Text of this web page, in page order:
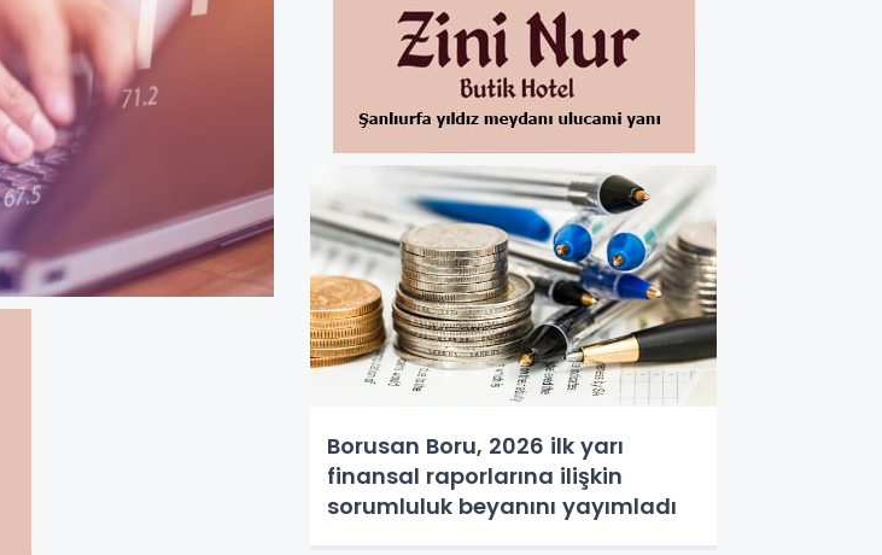
Borusan Boru, 2026 ilk yarı
finansal raporlarına ilişkin
sorumluluk beyanını yayımladı